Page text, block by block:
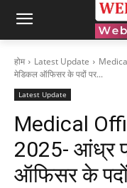
होम Latest Update
मेडिकल ऑफिसर के पदों पर...
Latest Update
Medical
2025- आंध्र
ऑफिसर के पदों